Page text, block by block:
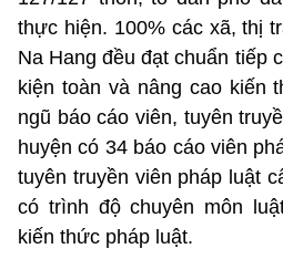
thực hiện. 100% các xã, thị
Na Hang đều đạt chuẩn tiếp
kiện toàn và nâng cao kiến
ngũ báo cáo viên, tuyên
huyện có 34 báo cáo viên
tuyên truyền viên pháp luật
có trình độ chuyên môn
kiến thức pháp luật.